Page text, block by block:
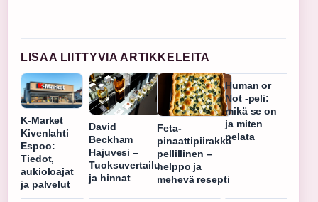
LISAA LIITTYVIA ARTIKKELEITA
K-Market
Kivenlahti
Espoo:
Tiedot,
aukioloajat
ja palvelut
David
Beckham
Hajuvesi –
Tuoksuvertailu
ja hinnat
Feta-
pinaattipiirakka
pellillinen –
helppo ja
mehevä resepti
Human or
Not -peli:
mikä se on
ja miten
pelata